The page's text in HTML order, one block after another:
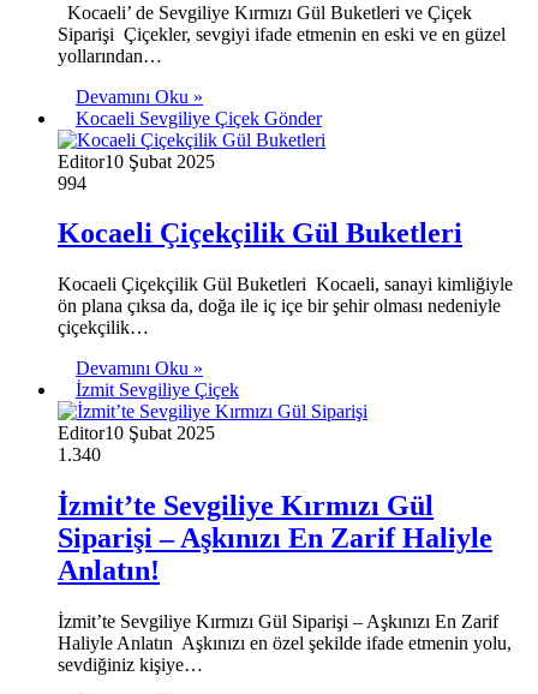
Kocaeli’ de Sevgiliye Kırmızı Gül Buketleri ve Çiçek
Siparişi Çiçekler, sevgiyi ifade etmenin en eski ve en güzel
yollarından…
Devamını Oku »
Kocaeli Sevgiliye Çiçek Gönder
Editor10 Şubat 2025
994
Kocaeli Çiçekçilik Gül Buketleri
Kocaeli Çiçekçilik Gül Buketleri Kocaeli, sanayi kimliğiyle
ön plana çıksa da, doğa ile iç içe bir şehir olması nedeniyle
çiçekçilik…
Devamını Oku »
İzmit Sevgiliye Çiçek
Editor10 Şubat 2025
1.340
İzmit’te Sevgiliye Kırmızı Gül
Siparişi – Aşkınızı En Zarif Haliyle
Anlatın!
İzmit’te Sevgiliye Kırmızı Gül Siparişi – Aşkınızı En Zarif
Haliyle Anlatın Aşkınızı en özel şekilde ifade etmenin yolu,
sevdiğiniz kişiye…